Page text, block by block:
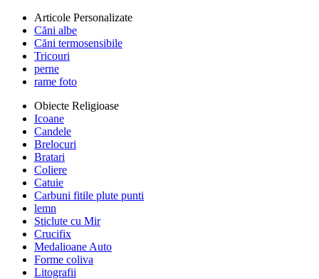
Articole Personalizate
Căni albe
Căni termosensibile
Tricouri
perne
rame foto
Obiecte Religioase
Icoane
Candele
Brelocuri
Bratari
Coliere
Catuie
Carbuni fitile plute punti
lemn
Sticlute cu Mir
Crucifix
Medalioane Auto
Forme coliva
Litografii